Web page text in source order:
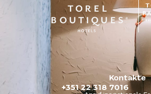
Kontakte
+351 22 318 7016